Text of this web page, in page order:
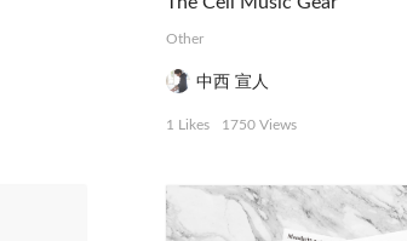
Other
中西 宣人
1 Likes 1750 Views